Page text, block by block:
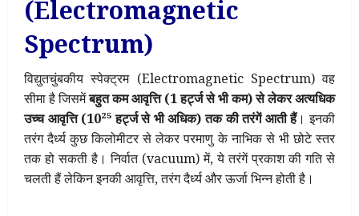
(Electromagnetic
Spectrum)
विद्युतचुंबकीय स्पेक्ट्रम (Electromagnetic Spectrum) वह
सीमा है जिसमेंबहुत कम आवृत्ति (1 हर्ट्ज से भी कम) से लेकर अत्यधिक
उच्च आवृत्ति (10²⁵ हर्ट्ज से भी अधिक) तक की तरंगें आती हैं। इनकी
तरंग दैर्ध्य कुछ किलोमीटर से लेकर परमाणु के नाभिक से भी छोटे स्तर
तक हो सकती है। निर्वात (vacuum) में, ये तरंगें प्रकाश की गति से
चलती हैं लेकिन इनकी आवृत्ति, तरंग दैर्ध्य और ऊर्जा भिन्न होती है।